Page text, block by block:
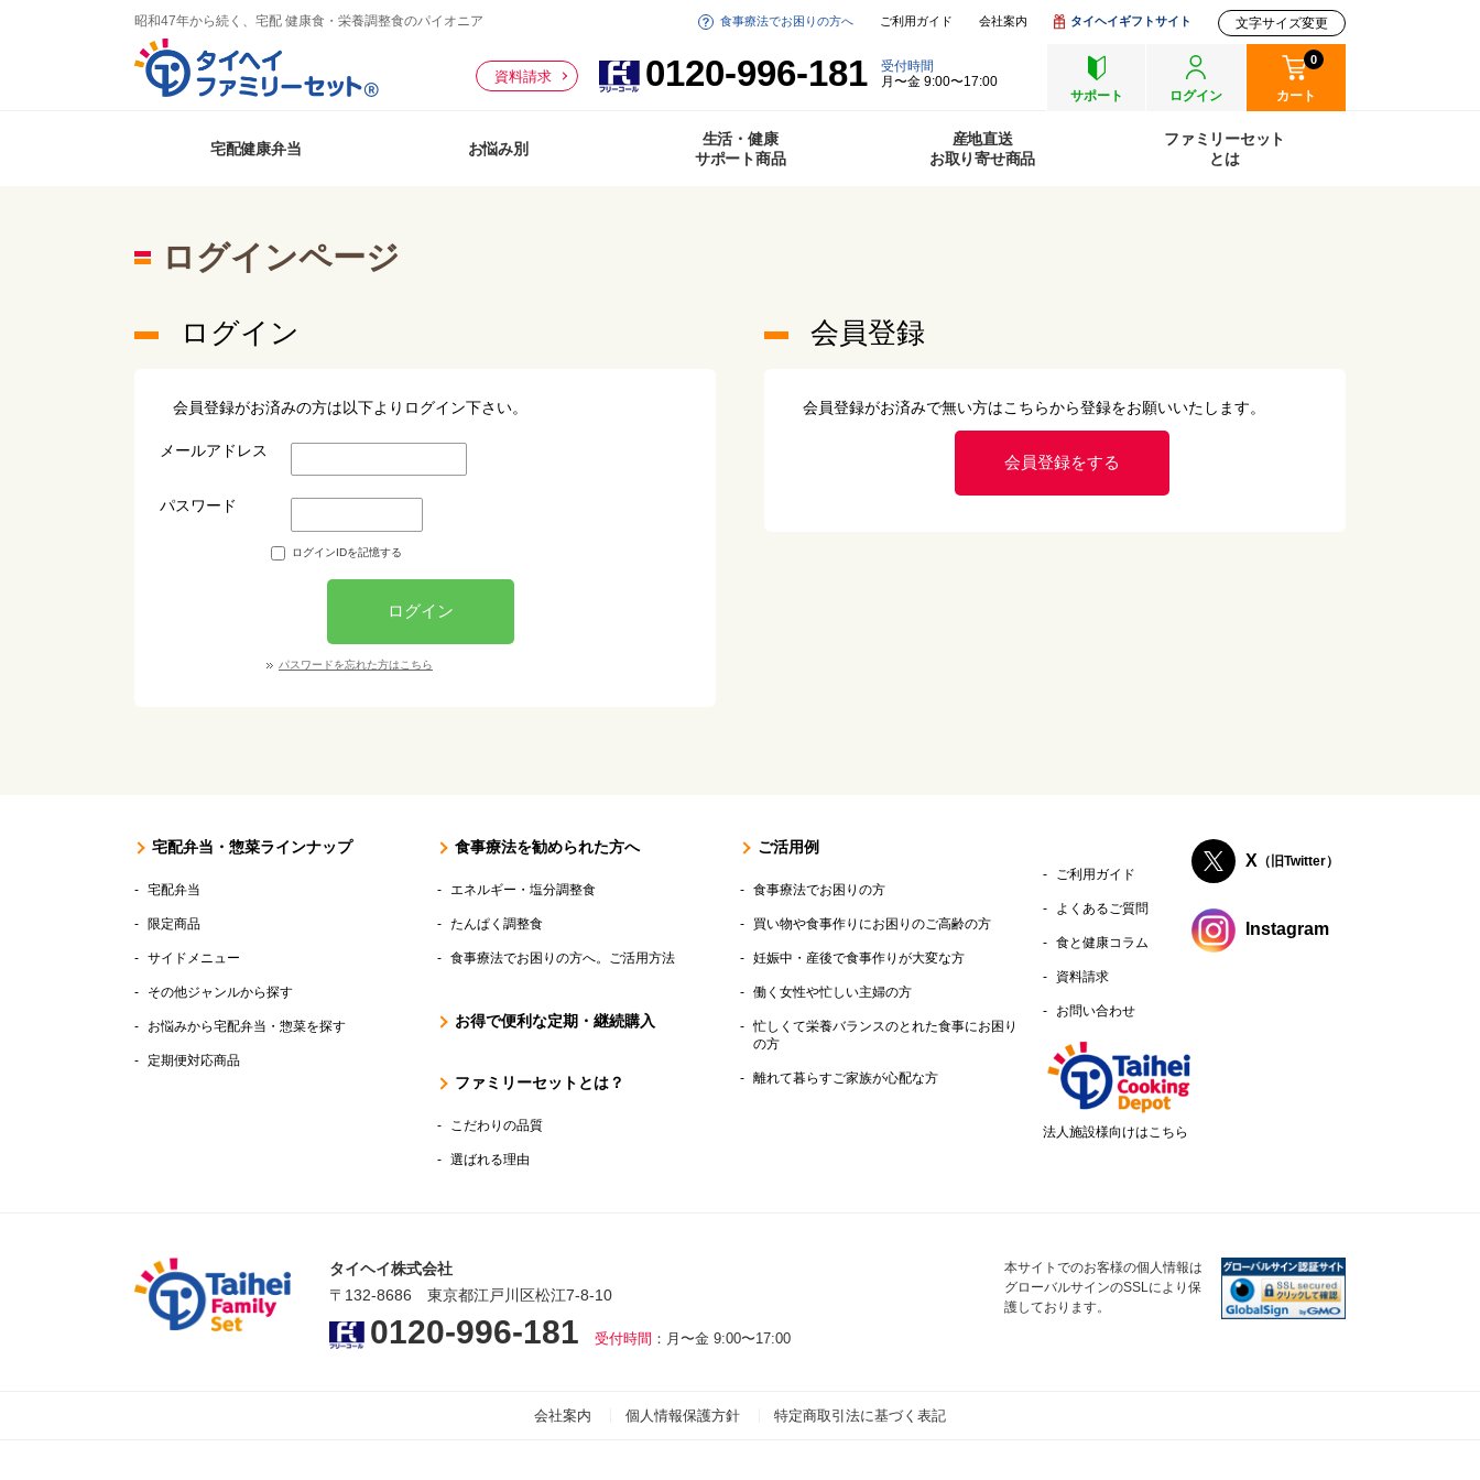
昭和47年から続く、宅配 健康食・栄養調整食のパイオニア
資料請求 0120-996-181
受付時間
月〜金 9:00〜17:00
サポート
ログイン カート
0
食事療法でお困りの方へ ご利用ガイド 会社案内 タイヘイギフトサイト 文字サイズ変更
宅配健康弁当 お悩み別
生活・健康
サポート商品
産地直送
お取り寄せ商品
ファミリーセット
とは
ログインページ
ログイン
会員登録がお済みの方は以下よりログイン下さい。
メールアドレス
パスワード
ログインIDを記憶する
ログイン
パスワードを忘れた方はこちら
会員登録
会員登録がお済みで無い方はこちらから登録をお願いいたします。
会員登録をする
宅配弁当・惣菜ラインナップ
宅配弁当
限定商品
サイドメニュー
その他ジャンルから探す
お悩みから宅配弁当・惣菜を探す
定期便対応商品
食事療法を勧められた方へ
エネルギー・塩分調整食
たんぱく調整食
食事療法でお困りの方へ。ご活用方法
お得で便利な定期・継続購入
ファミリーセットとは？
こだわりの品質
選ばれる理由
ご活用例
食事療法でお困りの方
買い物や食事作りにお困りのご高齢の方
妊娠中・産後で食事作りが大変な方
働く女性や忙しい主婦の方
忙しくて栄養バランスのとれた食事にお困り
の方
離れて暮らすご家族が心配な方
ご利用ガイド
よくあるご質問
食と健康コラム
資料請求
お問い合わせ
法人施設様向けはこちら
X （旧Twitter）
Instagram
タイヘイ株式会社
〒132-8686 東京都江戸川区松江7-8-10
0120-996-181 受付時間 ：月〜金 9:00〜17:00
本サイトでのお客様の個人情報は
グローバルサインのSSLにより保
護しております。
会社案内 個人情報保護方針 特定商取引法に基づく表記